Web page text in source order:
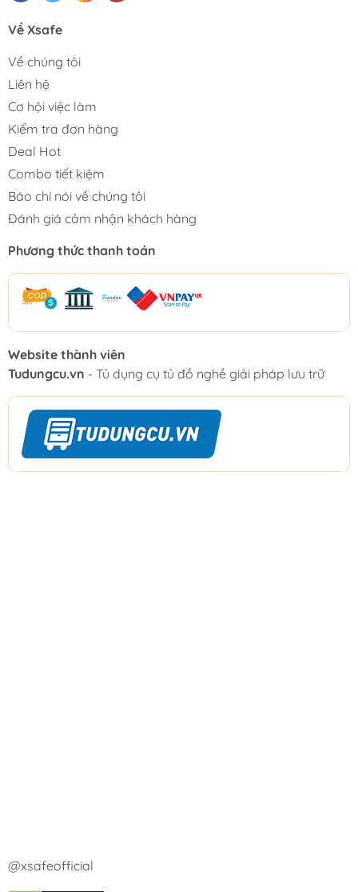
Về Xsafe
Về chúng tôi
Liên hệ
Cơ hội việc làm
Kiểm tra đơn hàng
Deal Hot
Combo tiết kiệm
Báo chí nói về chúng tôi
Đánh giá cảm nhận khách hàng
Phương thức thanh toán
Website thành viên
Tudungcu.vn - Tủ dụng cụ tủ đồ nghề giải pháp lưu trữ
@xsafeofficial